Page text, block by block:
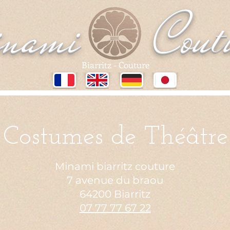
Biarritz - Couture Cout
Costumes de Théâtre
Minami biarritz couture
7 avenue du braou
64200 Biarritz
07 77 77 67 22